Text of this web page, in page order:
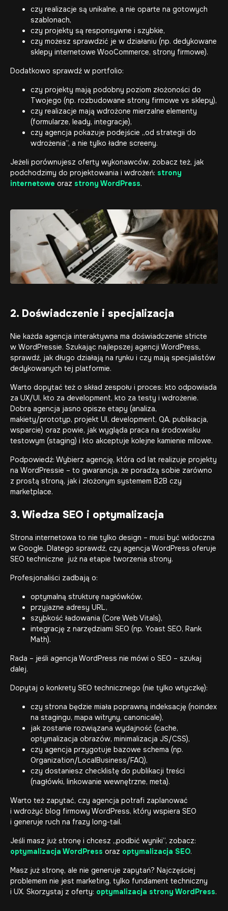
czy realizacje są unikalne, a nie oparte na gotowych
szablonach,
czy projekty są responsywne i szybkie,
czy możesz sprawdzić je w działaniu (np. dedykowane
sklepy internetowe WooCommerce, strony firmowe).
Dodatkowo sprawdź w portfolio:
czy projekty mają podobny poziom złożoności do
Twojego (np. rozbudowane strony firmowe vs sklepy),
czy realizacje mają wdrożone mierzalne elementy
(formularze, leady, integracje),
czy agencja pokazuje podejście „od strategii do
wdrożenia”, a nie tylko ładne screeny.
Jeżeli porównujesz oferty wykonawców, zobacz też, jak
podchodzimy do projektowania i wdrożeń: strony
internetowe oraz strony WordPress.
2. Doświadczenie i specjalizacja
Nie każda agencja interaktywna ma doświadczenie stricte
w WordPressie. Szukając najlepszej agencji WordPress,
sprawdź, jak długo działają na rynku i czy mają specjalistów
dedykowanych tej platformie.
Warto dopytać też o skład zespołu i proces: kto odpowiada
za UX/UI, kto za development, kto za testy i wdrożenie.
Dobra agencja jasno opisze etapy (analiza,
makiety/prototyp, projekt UI, development, QA, publikacja,
wsparcie) oraz powie, jak wygląda praca na środowisku
testowym (staging) i kto akceptuje kolejne kamienie milowe.
Podpowiedź: Wybierz agencję, która od lat realizuje projekty
na WordPressie – to gwarancja, że poradzą sobie zarówno
z prostą stroną, jak i złożonym systemem B2B czy
marketplace.
3. Wiedza SEO i optymalizacja
Strona internetowa to nie tylko design – musi być widoczna
w Google. Dlatego sprawdź, czy agencja WordPress oferuje
SEO techniczne już na etapie tworzenia strony.
Profesjonaliści zadbają o:
optymalną strukturę nagłówków,
przyjazne adresy URL,
szybkość ładowania (Core Web Vitals),
integrację z narzędziami SEO (np. Yoast SEO, Rank
Math).
Rada – jeśli agencja WordPress nie mówi o SEO – szukaj
dalej.
Dopytaj o konkrety SEO technicznego (nie tylko wtyczkę):
czy strona będzie miała poprawną indeksację (noindex
na stagingu, mapa witryny, canonicale),
jak zostanie rozwiązana wydajność (cache,
optymalizacja obrazów, minimalizacja JS/CSS),
czy agencja przygotuje bazowe schema (np.
Organization/LocalBusiness/FAQ),
czy dostaniesz checklistę do publikacji treści
(nagłówki, linkowanie wewnętrzne, meta).
Warto też zapytać, czy agencja potrafi zaplanować
i wdrożyć blog firmowy WordPress, który wspiera SEO
i generuje ruch na frazy long-tail.
Jeśli masz już stronę i chcesz „podbić wyniki”, zobacz:
optymalizacja WordPress oraz optymalizacja SEO.
Masz już stronę, ale nie generuje zapytań? Najczęściej
problemem nie jest marketing, tylko fundament techniczny
i UX. Skorzystaj z oferty: optymalizacja strony WordPress.